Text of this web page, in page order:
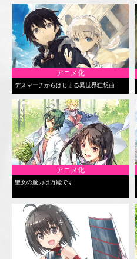
アニメ化
デスマーチからはじまる異世界狂想曲
アニメ化
聖女の魔力は万能です